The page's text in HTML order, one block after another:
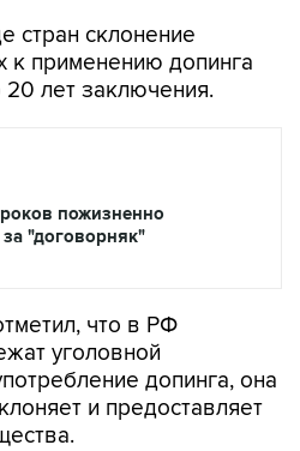
стран склонение
к применению допинга
20 лет заключения.
пожизненно
"договорняк"
что в РФ
уголовной
допинга, она
и предоставляет